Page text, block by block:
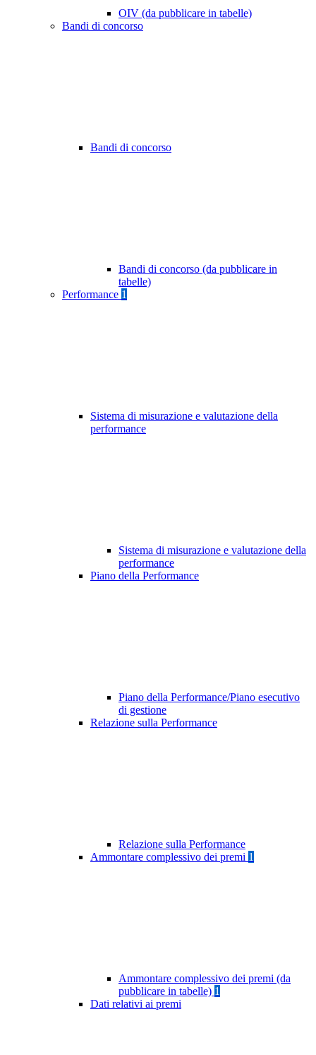
OIV (da pubblicare in tabelle)
Bandi di concorso
Bandi di concorso
Bandi di concorso (da pubblicare in
tabelle)
Performance 1
Sistema di misurazione e valutazione della
performance
Sistema di misurazione e valutazione della
performance
Piano della Performance
Piano della Performance/Piano esecutivo
di gestione
Relazione sulla Performance
Relazione sulla Performance
Ammontare complessivo dei premi 1
Ammontare complessivo dei premi (da
pubblicare in tabelle) 1
Dati relativi ai premi